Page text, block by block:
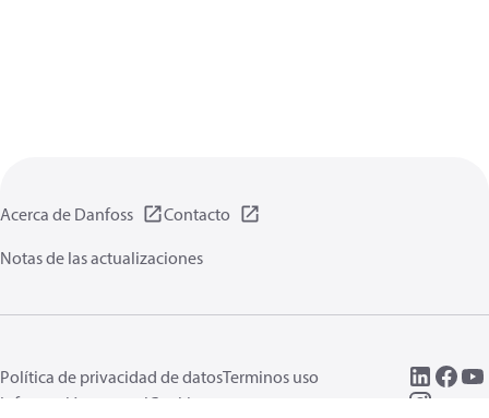
Acerca de Danfoss
Contacto
Notas de las actualizaciones
Política de privacidad de datosTerminos uso
Información general Cookies